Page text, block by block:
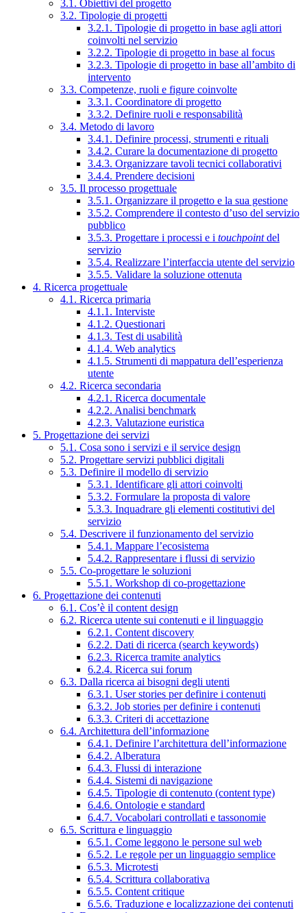
3.1. Obiettivi del progetto
3.2. Tipologie di progetti
3.2.1. Tipologie di progetto in base agli attori
coinvolti nel servizio
3.2.2. Tipologie di progetto in base al focus
3.2.3. Tipologie di progetto in base all’ambito di
intervento
3.3. Competenze, ruoli e figure coinvolte
3.3.1. Coordinatore di progetto
3.3.2. Definire ruoli e responsabilità
3.4. Metodo di lavoro
3.4.1. Definire processi, strumenti e rituali
3.4.2. Curare la documentazione di progetto
3.4.3. Organizzare tavoli tecnici collaborativi
3.4.4. Prendere decisioni
3.5. Il processo progettuale
3.5.1. Organizzare il progetto e la sua gestione
3.5.2. Comprendere il contesto d’uso del servizio
pubblico
3.5.3. Progettare i processi e i touchpointdel
servizio
3.5.4. Realizzare l’interfaccia utente del servizio
3.5.5. Validare la soluzione ottenuta
4. Ricerca progettuale
4.1. Ricerca primaria
4.1.1. Interviste
4.1.2. Questionari
4.1.3. Test di usabilità
4.1.4. Web analytics
4.1.5. Strumenti di mappatura dell’esperienza
utente
4.2. Ricerca secondaria
4.2.1. Ricerca documentale
4.2.2. Analisi benchmark
4.2.3. Valutazione euristica
5. Progettazione dei servizi
5.1. Cosa sono i servizi e il service design
5.2. Progettare servizi pubblici digitali
5.3. Definire il modello di servizio
5.3.1. Identificare gli attori coinvolti
5.3.2. Formulare la proposta di valore
5.3.3. Inquadrare gli elementi costitutivi del
servizio
5.4. Descrivere il funzionamento del servizio
5.4.1. Mappare l’ecosistema
5.4.2. Rappresentare i flussi di servizio
5.5. Co-progettare le soluzioni
5.5.1. Workshop di co-progettazione
6. Progettazione dei contenuti
6.1. Cos’è il content design
6.2. Ricerca utente sui contenuti e il linguaggio
6.2.1. Content discovery
6.2.2. Dati di ricerca (search keywords)
6.2.3. Ricerca tramite analytics
6.2.4. Ricerca sui forum
6.3. Dalla ricerca ai bisogni degli utenti
6.3.1. User stories per definire i contenuti
6.3.2. Job stories per definire i contenuti
6.3.3. Criteri di accettazione
6.4. Architettura dell’informazione
6.4.1. Definire l’architettura dell’informazione
6.4.2. Alberatura
6.4.3. Flussi di interazione
6.4.4. Sistemi di navigazione
6.4.5. Tipologie di contenuto (content type)
6.4.6. Ontologie e standard
6.4.7. Vocabolari controllati e tassonomie
6.5. Scrittura e linguaggio
6.5.1. Come leggono le persone sul web
6.5.2. Le regole per un linguaggio semplice
6.5.3. Microtesti
6.5.4. Scrittura collaborativa
6.5.5. Content critique
6.5.6. Traduzione e localizzazione dei contenuti